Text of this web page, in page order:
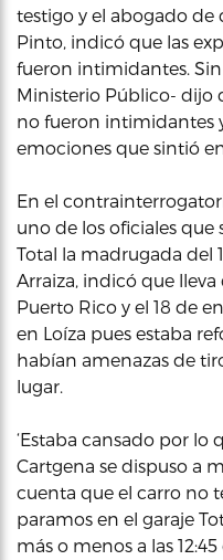
testigo y el abogado de
Pinto, indicó que las
fueron intimidantes.
Ministerio Público- dijo
no fueron intimidantes
emociones que sintió
En el
uno de los oficiales que
Total la madrugada del
Arraiza, indicó que
Puerto Rico y el 18 de
en Loíza pues estaba
habían amenazas de
lugar.
‘Estaba cansado por
Cartgena se dispuso a
cuenta que el carro no
paramos en el garaje
más o menos a las